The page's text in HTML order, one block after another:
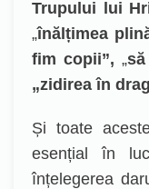
Trupului lui
„înălțimea
fim copii”, „
„zidirea în
Și toate
esențial în
înțelegerea